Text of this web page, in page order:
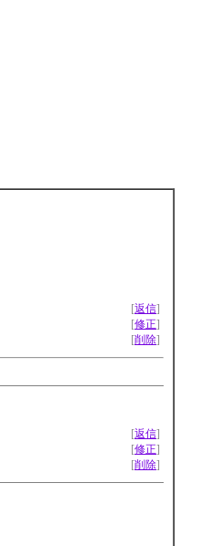
[返信]
[修正]
[削除]
[返信]
[修正]
[削除]